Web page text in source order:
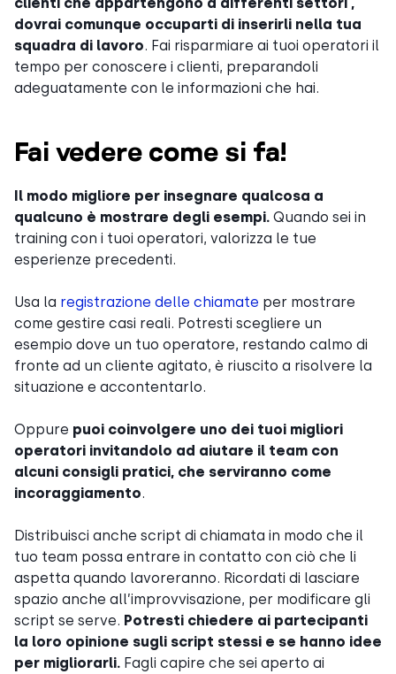
dovrai comunque occuparti di inserirli nella tua
squadra di lavoro. Fai risparmiare ai tuoi operatori il
tempo per conoscere i clienti, preparandoli
adeguatamente con le informazioni che hai.
Fai vedere come si fa!
Il modo migliore per insegnare qualcosa a
qualcuno è mostrare degli esempi. Quando sei in
training con i tuoi operatori, valorizza le tue
esperienze precedenti.
Usa la registrazione delle chiamate per mostrare
come gestire casi reali. Potresti scegliere un
esempio dove un tuo operatore, restando calmo di
fronte ad un cliente agitato, è riuscito a risolvere la
situazione e accontentarlo.
Oppure puoi coinvolgere uno dei tuoi migliori
operatori invitandolo ad aiutare il team con
alcuni consigli pratici, che serviranno come
incoraggiamento.
Distribuisci anche script di chiamata in modo che il
tuo team possa entrare in contatto con ciò che li
aspetta quando lavoreranno. Ricordati di lasciare
spazio anche all’improvvisazione, per modificare gli
script se serve. Potresti chiedere ai partecipanti
la loro opinione sugli script stessi e se hanno idee
per migliorarli. Fagli capire che sei aperto ai